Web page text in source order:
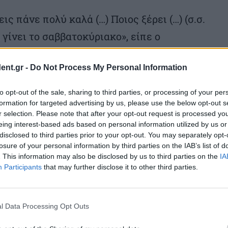
- Do Not Process My Personal Information
opt-out of the sale, sharing to third parties, or processing of your
for targeted advertising by us, please use the below opt-out
selection. Please note that after your opt-out request is processed
interest-based ads based on personal information utilized by us
to third parties prior to your opt-out. You may separately
of your personal information by third parties on the IAB’s list of
This information may also be disclosed by us to third parties on the
Participants that may further disclose it to other third parties.
Data Processing Opt Outs
πάνε πολύ καλά (…) Ποιος ξέρει (…) (σ.σ.
το σαββατοκύριακο», είπε ο
πως εννοεί να «διαχωρίσει» τις
για το Ιράν. Η Τεχεράνη απορρίπτει
ένας.
Μάρκο Ρούμπιο υποστήριξε
του κοινοβουλίου χθες ότι το ζήτημα
κατά υψηλό ποσοστό έχει
εννοώντας μάλλον την απαίτηση της
πάντως πως η άλλη πλευρά